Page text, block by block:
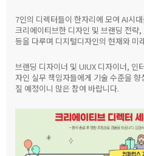
7인의 디렉터들이 한자리에 모여 AI시
크리에이티브한 디자인 및 브랜딩 전략
등을 다루며 디지털디자인의 현재와 미
브랜딩 디자이너 및 UIUX 디자이너, 인
자인 실무 책임자들에게 기술 수준을
질 예정이니 많은 참여 바랍니다.